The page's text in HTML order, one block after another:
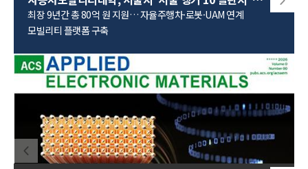
최장 9년간 총 80억 원 지원… 자율주행차·로봇·UAM 연계
모빌리티 플랫폼 구축